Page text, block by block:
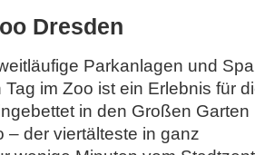
Dresden
Parkanlagen und
im Zoo ist ein Erlebnis für
in den Großen Garten
– der viertälteste in ganz